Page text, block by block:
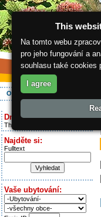
O regionu Aktivně
Dnes je:
Thursday 6.08.2026
Najděte si:
Fulltext
Vaše ubytování:
This
Na tomto webu
pro jeho fungování a
souhlasu také cookies
I agree